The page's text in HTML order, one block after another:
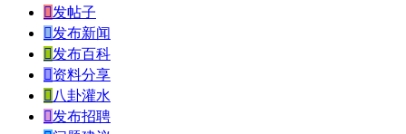
发帖子
发布新闻
发布百科
资料分享
 八卦灌水
发布招聘